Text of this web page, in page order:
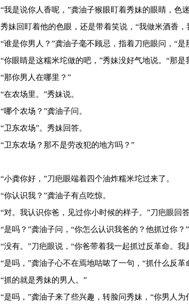
“我是说你人香呢，”龚油子猴眼盯着秀妹的眼睛，色迷
秀妹回盯着他的色眼，还是带着笑说，“我做米酒香
“谁是你男人？”龚油子毫不顾忌，指着刀疤眼问，“是
“你眼睛是这糯米坨做的吧，”秀妹没好气地说。“那是
“那你男人在哪里？”
“在农场里。”秀妹说。
“哪个农场？”龚油子问。
“卫东农场”。秀妹回答。
“卫东农场？那不是劳改犯的地方吗？”
“小龚你好，”刀疤眼端着四个油炸糯米坨过来了。
“你认识我？”龚油子有点吃惊。
“对。我认识你爸，见过你小时候的样子。”刀疤眼回答
“是吗？”龚油子问，“你怎么认识我爸的？他抓过你？”
“没有。”刀疤眼说，“你爸带着我一起抓过反革命。
“是吗，”龚油子心不在焉地咕哝了一句，“抓什么反革
“抓的就是秀妹的男人。”
“是吗，”龚油子来了些兴趣，转脸问秀妹，“你男人为